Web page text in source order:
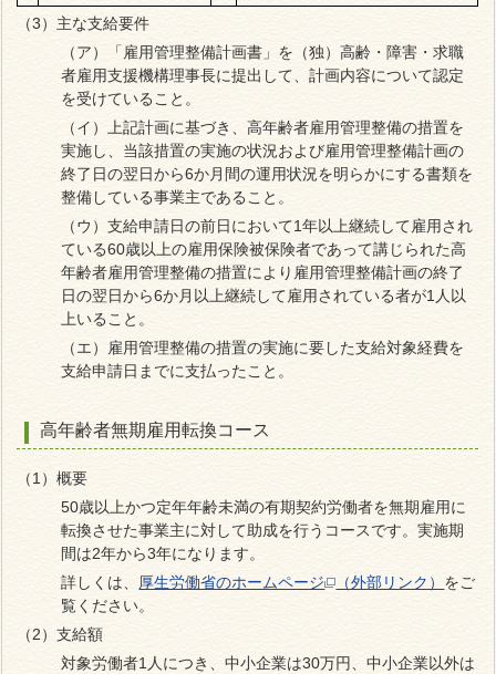
（3）主な支給要件
（ア）「雇用管理整備計画書」を（独）高齢・障害・求職
者雇用支援機構理事長に提出して、計画内容について認定
を受けていること。
（イ）上記計画に基づき、高年齢者雇用管理整備の措置を
実施し、当該措置の実施の状況および雇用管理整備計画の
終了日の翌日から6か月間の運用状況を明らかにする書類を
整備している事業主であること。
（ウ）支給申請日の前日において1年以上継続して雇用され
ている60歳以上の雇用保険被保険者であって講じられた高
年齢者雇用管理整備の措置により雇用管理整備計画の終了
日の翌日から6か月以上継続して雇用されている者が1人以
上いること。
（エ）雇用管理整備の措置の実施に要した支給対象経費を
支給申請日までに支払ったこと。
高年齢者無期雇用転換コース
（1）概要
50歳以上かつ定年年齢未満の有期契約労働者を無期雇用に
転換させた事業主に対して助成を行うコースです。実施期
間は2年から3年になります。
詳しくは、 厚生労働省のホームページ （外部リンク） をご
覧ください。
（2）支給額
対象労働者1人につき、中小企業は30万円、中小企業以外は